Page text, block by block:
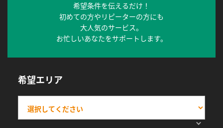
希望条件を伝えるだけ！
初めての方やリピーターの方にも
大人気のサービス。
お忙しいあなたをサポートします。
希望エリア